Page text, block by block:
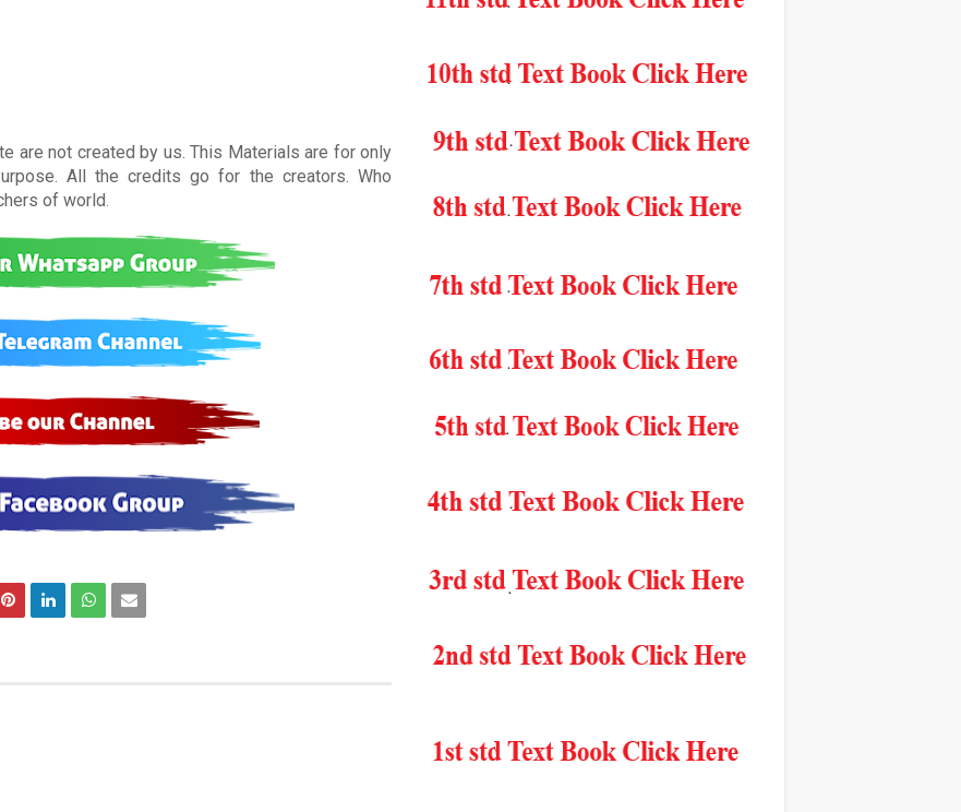
are not created by us. This Materials are for only
All the credits go for the creators. Who
of world